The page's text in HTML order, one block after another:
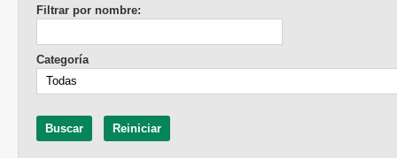
Filtrar por nombre:
Categoría